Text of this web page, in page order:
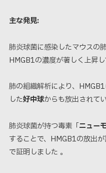
主な発見:
肺炎球菌に感染したマウスの
HMGB1の濃度が著しく上昇
肺の組織解析により、
した好中球からも放出されて
肺炎球菌が持つ毒素「ニュー
することで、HMGB1の放出
で証明しました 。